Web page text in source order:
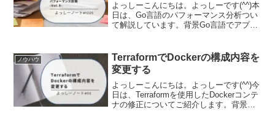
よっしーこんにちは。よっしーです(^^)本
日は、Go言語のパフォーマンス分析つい
て解説しています。背景Go言語でアプリ
スの問題や予期しないバグです。「なぜ
こんなにメモリ...
ノウハウ
TerraformでDockerの構成内容を
変更する
よっしーこんにちは。よっしーです(^^)今
日は、Terraformを使用したDockerコンテ
ナの修正についてご紹介します。背景先